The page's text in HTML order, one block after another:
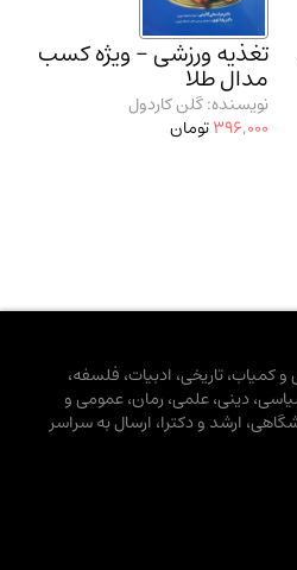
تغذیه ورزشی - ویژه کسب
مدال طلا
نویسنده: گلن کاردول
396,000تومان
و کمیاب، تاریخی، ادبیات، فلسفه،
دینی، علمی، رمان، عمومی و
ارشد و دکترا، ارسال به سراسر